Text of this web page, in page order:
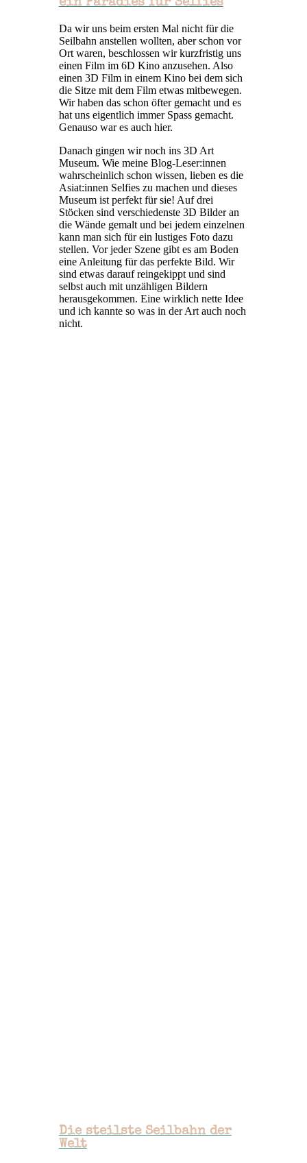
ein Paradies für Selfies
Da wir uns beim ersten Mal nicht für die
Seilbahn anstellen wollten, aber schon vor
Ort waren, beschlossen wir kurzfristig uns
einen Film im 6D Kino anzusehen. Also
einen 3D Film in einem Kino bei dem sich
die Sitze mit dem Film etwas mitbewegen.
Wir haben das schon öfter gemacht und es
hat uns eigentlich immer Spass gemacht.
Genauso war es auch hier.
Danach gingen wir noch ins 3D Art
Museum. Wie meine Blog-Leser:innen
wahrscheinlich schon wissen, lieben es die
Asiat:innen Selfies zu machen und dieses
Museum ist perfekt für sie! Auf drei
Stöcken sind verschiedenste 3D Bilder an
die Wände gemalt und bei jedem einzelnen
kann man sich für ein lustiges Foto dazu
stellen. Vor jeder Szene gibt es am Boden
eine Anleitung für das perfekte Bild. Wir
sind etwas darauf reingekippt und sind
selbst auch mit unzähligen Bildern
herausgekommen. Eine wirklich nette Idee
und ich kannte so was in der Art auch noch
nicht.
Die steilste Seilbahn der
Welt